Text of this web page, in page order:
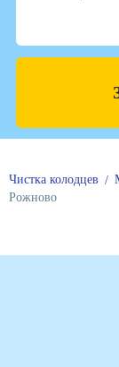
Чистка колодцев
Рожново